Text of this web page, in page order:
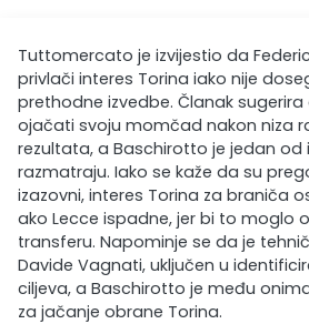
Tuttomercato je izvijestio da
privlači interes Torina iako nije
prethodne izvedbe. Članak
ojačati svoju momčad nakon niza
rezultata, a Baschirotto je jedan od
razmatraju. Iako se kaže da su
izazovni, interes Torina za braniča
ako Lecce ispadne, jer bi to moglo
transferu. Napominje se da je
Davide Vagnati, uključen u
ciljeva, a Baschirotto je među
za jačanje obrane Torina.